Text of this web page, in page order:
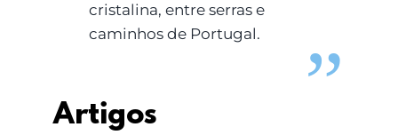
cristalina, entre serras e
caminhos de Portugal.
Artigos